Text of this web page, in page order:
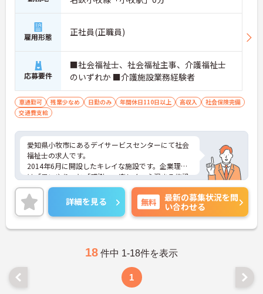
明確にし、心身ともに充実した状態で長くご活躍い
ただけます。
・グループホーム一棟あたりの入居者様20名定員を
常時2～4名のスタッフで支援、国基準を上回る人員
ポートが可能です。施設も専用設計で働きやすく、
ご自身の理想とする福祉を実践できる環境が整って
雇用形態 正社員(正職員)
応募要件
■社会福祉士、社会福祉主事、介護福祉士
のいずれか ■介護施設業務経験者
車通勤可 残業少なめ 日勤のみ 年間休日110日以上 高収入
社会保険完備
交通費支給
愛知県小牧市にあるデイサービスセンターにて社会
福祉士の求人です。
2014年6月に開設したキレイな施設です。企業理念
は「思いやり」と「感謝」。楽しく、心温まる施設
を目指しています。
日曜日が固定でのお休みなので、予定が立てやすく
ご家庭との両立も可能です。
ご興味のある方はお気軽にお問い合わせください。
詳細を見る 無料
最新の募集状況を問
い合わせる
18 件中 1-18件を表示
1